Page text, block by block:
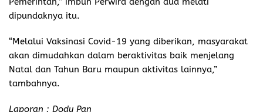
dipundaknya itu.
“Melalui Vaksinasi Covid-19 yang diberikan, masyarakat
akan dimudahkan dalam beraktivitas baik menjelang
Natal dan Tahun Baru maupun aktivitas lainnya,”
tambahnya.
Laporan : Dody Pan